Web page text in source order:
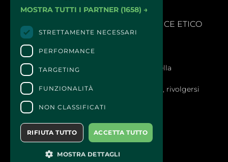
SEGNALAZIONI -
MODELLLO EX. D.LGS 231/2001 E CODICE ETICO
CONTATTI
Per informazioni e supporto all'acquisto della
biglietteria
Per informazioni sul programma e l'evento, rivolgersi
all'organizzatore
Dichiarazione di accessibilità
MOSTRA TUTTI I PARTNER (1658) →
STRETTAMENTE NECESSARI
PERFORMANCE
TARGETING
FUNZIONALITÀ
NON CLASSIFICATI
ACCETTA TUTTO
RIFIUTA TUTTO
MOSTRA DETTAGLI